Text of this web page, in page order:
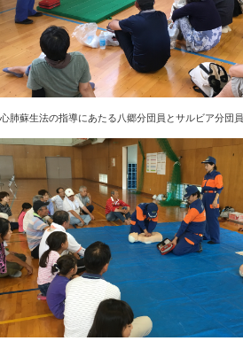
心肺蘇生法の指導にあたる八郷分団員とサルビア分団員